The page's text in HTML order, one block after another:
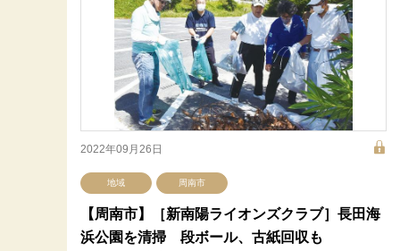
2022年09月26日
地域 周南市
【周南市】［新南陽ライオンズクラブ］長田海
浜公園を清掃 段ボール、古紙回収も